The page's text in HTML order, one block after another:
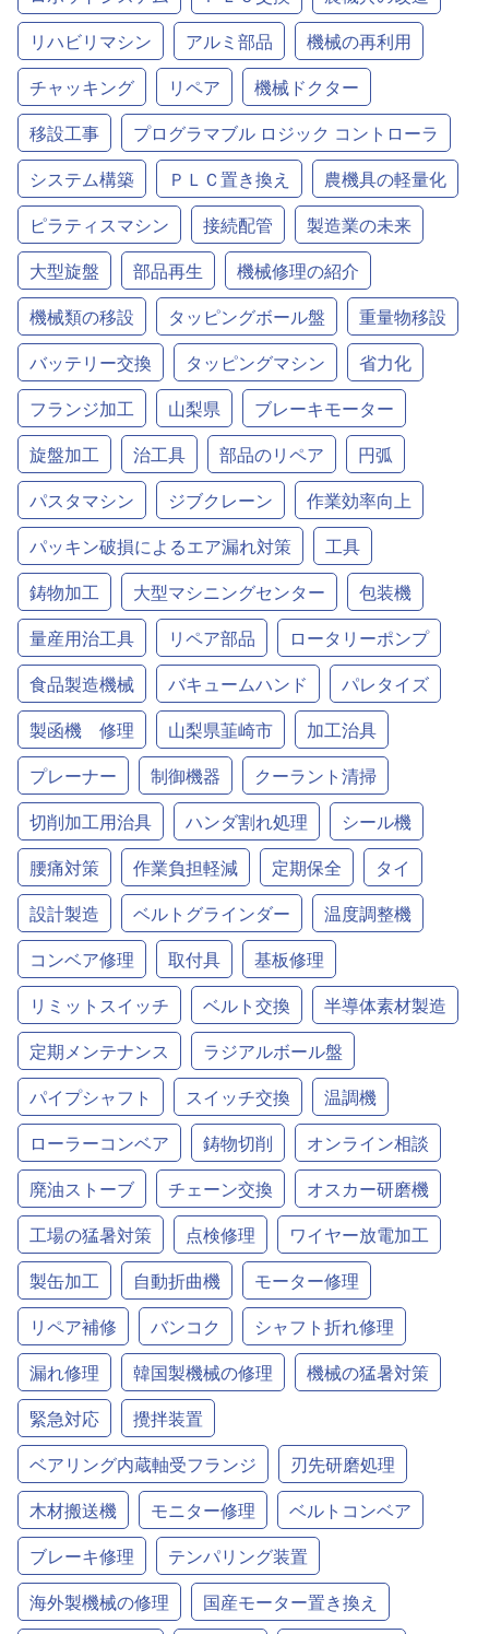
リハビリマシン
アルミ部品
機械の再利用
チャッキング
リペア
機械ドクター
移設工事
プログラマブル ロジック コントローラ
システム構築
ＰＬＣ置き換え
農機具の軽量化
ピラティスマシン
接続配管
製造業の未来
大型旋盤
部品再生
機械修理の紹介
機械類の移設
タッピングボール盤
重量物移設
バッテリー交換
タッピングマシン
省力化
フランジ加工
山梨県
ブレーキモーター
旋盤加工
治工具 部品のリペア
円弧
パスタマシン
ジブクレーン
作業効率向上
パッキン破損によるエア漏れ対策
工具
鋳物加工
大型マシニングセンター
包装機
量産用治工具
リペア部品
ロータリーポンプ
食品製造機械
バキュームハンド
パレタイズ
製函機 修理
山梨県韮崎市
加工治具
プレーナー
制御機器
クーラント清掃
切削加工用治具
ハンダ割れ処理
シール機
腰痛対策
作業負担軽減 定期保全
タイ
設計製造
ベルトグラインダー
温度調整機
コンベア修理
取付具
基板修理
リミットスイッチ
ベルト交換
半導体素材製造
定期メンテナンス
ラジアルボール盤
パイプシャフト
スイッチ交換
温調機
ローラーコンベア
鋳物切削
オンライン相談
廃油ストーブ
チェーン交換
オスカー研磨機
工場の猛暑対策
点検修理
ワイヤー放電加工
製缶加工
自動折曲機
モーター修理
リペア補修
バンコク
シャフト折れ修理
漏れ修理
韓国製機械の修理
機械の猛暑対策
緊急対応
攪拌装置
ベアリング内蔵軸受フランジ
刃先研磨処理
木材搬送機
モニター修理
ベルトコンベア
ブレーキ修理
テンパリング装置
海外製機械の修理
国産モーター置き換え